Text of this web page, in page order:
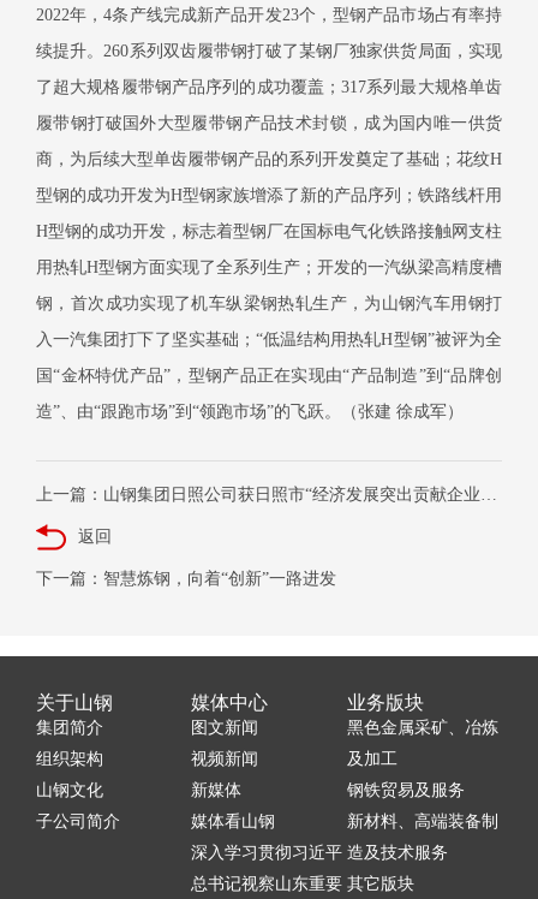
2022年，4条产线完成新产品开发23个，型钢产品市场占有率持
续提升。260系列双齿履带钢打破了某钢厂独家供货局面，实现
了超大规格履带钢产品序列的成功覆盖；317系列最大规格单齿
履带钢打破国外大型履带钢产品技术封锁，成为国内唯一供货
商，为后续大型单齿履带钢产品的系列开发奠定了基础；花纹H
型钢的成功开发为H型钢家族增添了新的产品序列；铁路线杆用
H型钢的成功开发，标志着型钢厂在国标电气化铁路接触网支柱
用热轧H型钢方面实现了全系列生产；开发的一汽纵梁高精度槽
钢，首次成功实现了机车纵梁钢热轧生产，为山钢汽车用钢打
入一汽集团打下了坚实基础；“低温结构用热轧H型钢”被评为全
国“金杯特优产品”，型钢产品正在实现由“产品制造”到“品牌创
造”、由“跟跑市场”到“领跑市场”的飞跃。（张建 徐成军）
上一篇：山钢集团日照公司获日照市“经济发展突出贡献企业”称号
返回
下一篇：智慧炼钢，向着“创新”一路进发
关于山钢
集团简介
组织架构
山钢文化
子公司简介
媒体中心
图文新闻
视频新闻
新媒体
媒体看山钢
深入学习贯彻习近平
总书记视察山东重要
业务版块
黑色金属采矿、冶炼
及加工
钢铁贸易及服务
新材料、高端装备制
造及技术服务
其它版块